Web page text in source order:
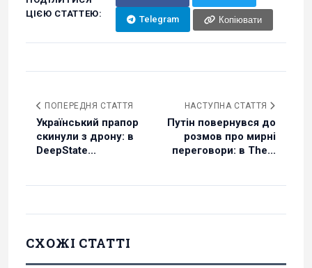
ЦІЄЮ СТАТТЕЮ:
Telegram Копіювати
ПОПЕРЕДНЯ СТАТТЯ
Український прапор
скинули з дрону: в
DeepState...
НАСТУПНА СТАТТЯ
Путін повернувся до
розмов про мирні
переговори: в The...
СХОЖІ СТАТТІ